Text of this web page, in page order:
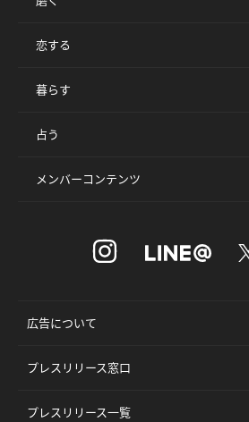
恋する
暮らす
占う
メンバーコンテンツ
広告について
プレスリリース窓口
プレスリリース一覧